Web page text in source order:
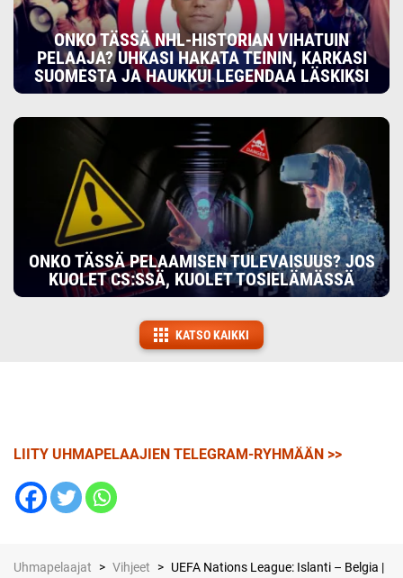
ONKO TÄSSÄ NHL-HISTORIAN VIHATUIN
PELAAJA? UHKASI HAKATA TEININ, KARKASI
SUOMESTA JA HAUKKUI LEGENDAA LÄSKIKSI
ONKO TÄSSÄ PELAAMISEN TULEVAISUUS? JOS
KUOLET CS:SSÄ, KUOLET TOSIELÄMÄSSÄ
KATSO KAIKKI
LIITY UHMAPELAAJIEN TELEGRAM-RYHMÄÄN >>
Uhmapelaajat > Vihjeet > UEFA Nations League: Islanti – Belgia |